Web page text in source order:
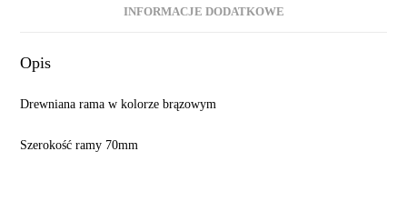
INFORMACJE DODATKOWE
Opis
Drewniana rama w kolorze brązowym
Szerokość ramy 70mm